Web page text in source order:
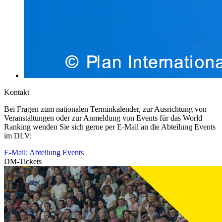
Kontakt
Bei Fragen zum nationalen Terminkalender, zur Ausrichtung von
Veranstaltungen oder zur Anmeldung von Events für das World
Ranking wenden Sie sich gerne per E-Mail an die Abteilung Events
im DLV:
E-Mail: Abteilung Events
DM-Tickets